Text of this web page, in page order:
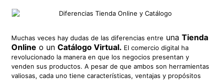
Muchas veces hay dudas de las diferencias entre unaTienda
Online o unCatálogo Virtual. El comercio digital ha
revolucionado la manera en que los negocios presentan y
venden sus productos.A pesar de que ambos son herramientas
valiosas, cada uno tiene características, ventajas y propósitos